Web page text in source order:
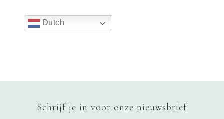
Dutch
Schrijf je in voor onze nieuwsbrief